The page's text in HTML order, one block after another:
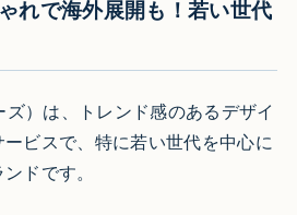
れで海外展開も！若い世代
）は、トレンド感のあるデザイ
ビスで、特に若い世代を中心に
ドです。